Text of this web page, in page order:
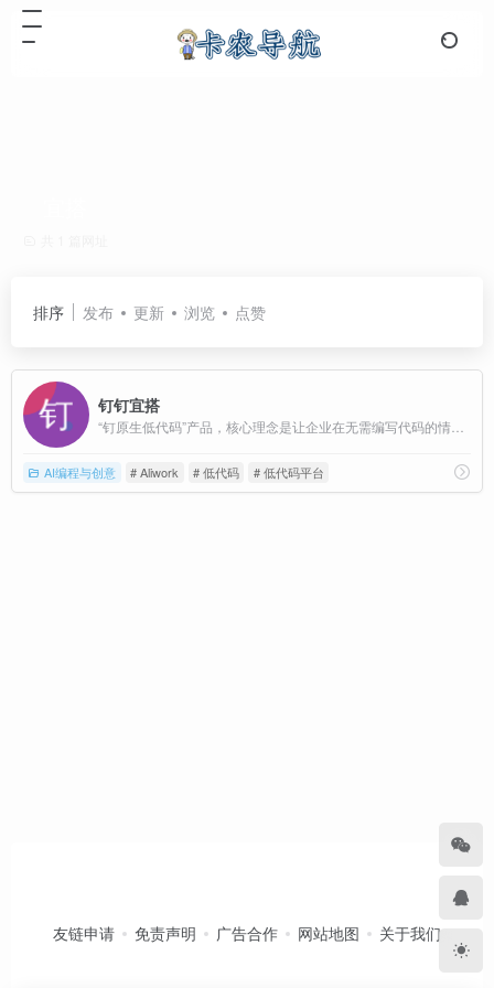
排序 发布 更新 浏览 点赞
钉钉宜搭
AI编程与创意 # Aliwork # 低代码 # 低代码平台
友链申请 免责声明 广告合作 网站地图 关于我们